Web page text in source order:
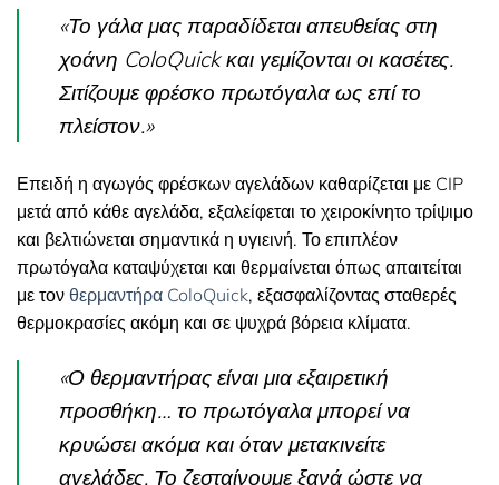
«Το γάλα μας παραδίδεται απευθείας στη
χοάνη ColoQuick και γεμίζονται οι κασέτες.
Σιτίζουμε φρέσκο πρωτόγαλα ως επί το
πλείστον.»
Επειδή η αγωγός φρέσκων αγελάδων καθαρίζεται με CIP
μετά από κάθε αγελάδα, εξαλείφεται το χειροκίνητο τρίψιμο
και βελτιώνεται σημαντικά η υγιεινή. Το επιπλέον
πρωτόγαλα καταψύχεται και θερμαίνεται όπως απαιτείται
με τον θερμαντήρα ColoQuick, εξασφαλίζοντας σταθερές
θερμοκρασίες ακόμη και σε ψυχρά βόρεια κλίματα.
«Ο θερμαντήρας είναι μια εξαιρετική
προσθήκη… το πρωτόγαλα μπορεί να
κρυώσει ακόμα και όταν μετακινείτε
αγελάδες. Το ζεσταίνουμε ξανά ώστε να